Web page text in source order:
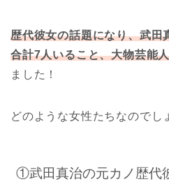
歴代彼女の話題になり、武田
合計7人いること、大物芸能
ました！
どのような女性たちなのでし
①武田真治の元カノ歴代